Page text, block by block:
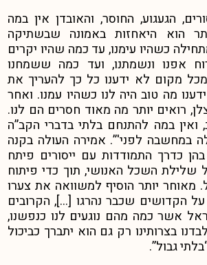
הגעגוע, החוסר, והאובדן אין במה
הוא היאחזות באמונה שבשתיקה
כשהיו עימנו, עד כמה שהיו יקרים
אפנו ונשמתנו, ועד כמה ששמחנו
מקום לא ידענו כל כך להעריך את
מה טוב היה לנו כשהיו עמנו. ואחר
רואים יותר מה מאוד חסרים הם לנו.
ואין במה להתנחם בלתי בדברי הקב”ה
במחשבה לפני'”. אמירה העולה בקנה
כדרך התמודדות עם ייסורים פיתח
שלילת השכל האנושי, תוך כדי פיתוח
מאוחר יותר הוסיף למשוואה את צערו
הקדושים שכבר נהרגו […], הקרובים
אשר כמה מהם נוגעים לנו כנפשנו,
בצרותינו רק גם הוא יתברך כביכול
גבול”.